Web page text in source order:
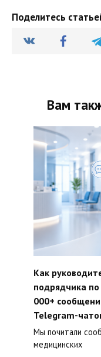
Поделитесь
Вам
Как
подрядчика
000+
Telegram-
Мы почитали
медицинских